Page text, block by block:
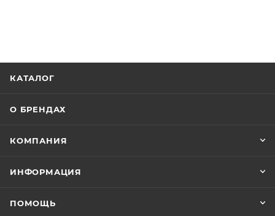
КАТАЛОГ
О БРЕНДАХ
КОМПАНИЯ
ИНФОРМАЦИЯ
ПОМОЩЬ